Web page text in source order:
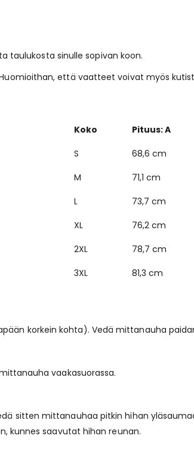
taulukosta sinulle sopivan koon.
että vaatteet voivat myös
Koko
Pituus: A
S
68,6 cm
M
71,1 cm
L
73,7 cm
XL
76,2 cm
2XL
78,7 cm
3XL
81,3 cm
korkein kohta). Vedä mittanauha
vaakasuorassa.
sitten mittanauhaa pitkin hihan
kunnes saavutat hihan reunan.